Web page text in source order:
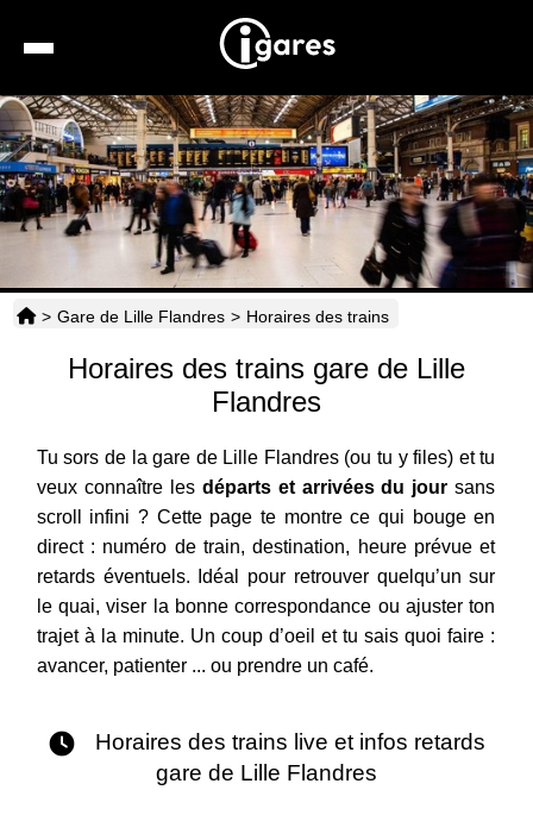
Recherche
Location de voiture
Hôtels
Horaires
> Gare de Lille Flandres > Horaires des trains
Horaires des trains gare de Lille
Flandres
Tu sors de la gare de Lille Flandres (ou tu y files) et tu
veux connaître les départs et arrivées du jour sans
scroll infini ? Cette page te montre ce qui bouge en
direct : numéro de train, destination, heure prévue et
retards éventuels. Idéal pour retrouver quelqu’un sur
le quai, viser la bonne correspondance ou ajuster ton
trajet à la minute. Un coup d’oeil et tu sais quoi faire :
avancer, patienter ... ou prendre un café.
Horaires des trains live et infos retards
gare de Lille Flandres